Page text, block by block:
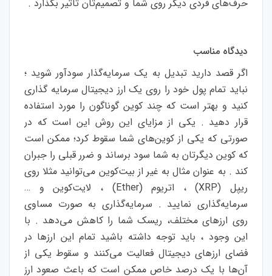
حرف‌های فردی دیگر روی شما و تصمیم‌تان تاثیر بگذارد .
دیدگاه مناسب
اگر قصد دارید تبدیل به یک سرمایه‌گذار سودآور شوید ؛
نباید تمام پول خود را روی یک ارز دیجیتال سرمایه گذاری
کنید و بهتر است که چند کوین گوناگون را مورد استفاده
قرار دهید . یکی از مزایای این روش این است که در
صورتی که یکی از کوین‌های شما سقوط کرد؛ ممکن است
که کوین دیگرتان به شما سود برساند و ضرر قبلی را جبران
کند . به عنوان مثال به غیر از بیت‌کوین می‌توانید مثلا روی
ریپل (XRP) ، اتریوم (Ether) ، لایت‌کوین و …
سرمایه‌گذاری نمایید . سرمایه‌گذاری به صورت مساوی
روی ارزهای مختلف، ریسک شما را کاهش می‌دهد . با
این وجود ، باید توجه داشته باشید تمام این ارزها در
فضای ارزهای دیجیتال فعالیت می‌کنند و سقوط یکی از
آن‌ها با یک درصد خاص ممکن است که باعث صعود ارز